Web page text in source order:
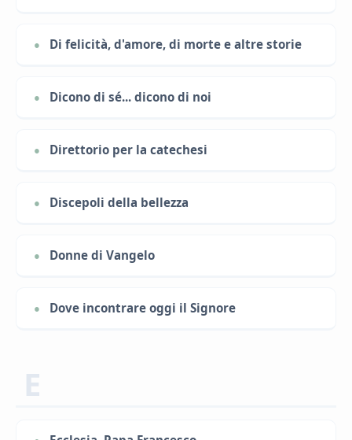
Di felicità, d'amore, di morte e altre storie
Dicono di sé... dicono di noi
Direttorio per la catechesi
Discepoli della bellezza
Donne di Vangelo
Dove incontrare oggi il Signore
E